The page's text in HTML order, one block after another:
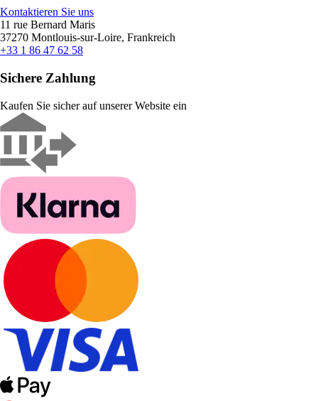
Kontaktieren Sie uns
11 rue Bernard Maris
37270 Montlouis-sur-Loire, Frankreich
+33 1 86 47 62 58
Sichere Zahlung
Kaufen Sie sicher auf unserer Website ein